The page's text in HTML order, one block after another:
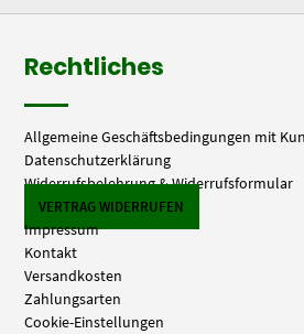
Rechtliches
Allgemeine Geschäftsbedingungen mit
Datenschutzerklärung
Widerrufsbelehrung & Widerrufsformular
VERTRAG WIDERRUFEN
Impressum
Kontakt
Versandkosten
Zahlungsarten
Cookie-Einstellungen